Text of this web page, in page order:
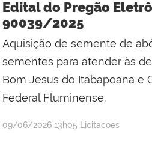
Mineiro
Edital do Pregão
90039/2025
Aquisição de semente de
sementes para atender às
Bom Jesus do Itabapoana e
Federal Fluminense.
por
publicado
09/06/2026 13h05 Licitacoes